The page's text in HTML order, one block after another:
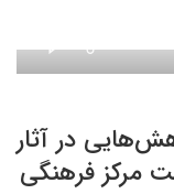
در آثار
مرکز فرهنگی